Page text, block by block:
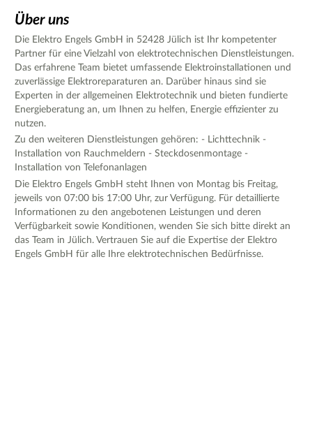
Über uns
Die Elektro Engels GmbH in 52428 Jülich ist Ihr kompetenter
Partner für eine Vielzahl von elektrotechnischen Dienstleistungen.
Das erfahrene Team bietet umfassende Elektroinstallationen und
zuverlässige Elektroreparaturen an. Darüber hinaus sind sie
Experten in der allgemeinen Elektrotechnik und bieten fundierte
Energieberatung an, um Ihnen zu helfen, Energie effizienter zu
nutzen.
Zu den weiteren Dienstleistungen gehören: - Lichttechnik -
Installation von Rauchmeldern - Steckdosenmontage -
Installation von Telefonanlagen
Die Elektro Engels GmbH steht Ihnen von Montag bis Freitag,
jeweils von 07:00 bis 17:00 Uhr, zur Verfügung. Für detaillierte
Informationen zu den angebotenen Leistungen und deren
Verfügbarkeit sowie Konditionen, wenden Sie sich bitte direkt an
das Team in Jülich. Vertrauen Sie auf die Expertise der Elektro
Engels GmbH für alle Ihre elektrotechnischen Bedürfnisse.